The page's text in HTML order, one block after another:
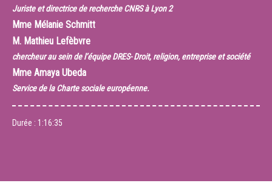
Juriste et directrice de recherche CNRS à Lyon 2
Mme Mélanie Schmitt
M. Mathieu Lefèbvre
chercheur au sein de l’équipe DRES- Droit, religion, entreprise et société
Mme Amaya Ubeda
Service de la Charte sociale européenne.
Durée : 1:16:35